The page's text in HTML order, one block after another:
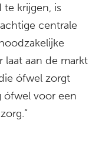
krijgen, is
centrale
aan de markt
ófwel zorgt
ófwel voor een